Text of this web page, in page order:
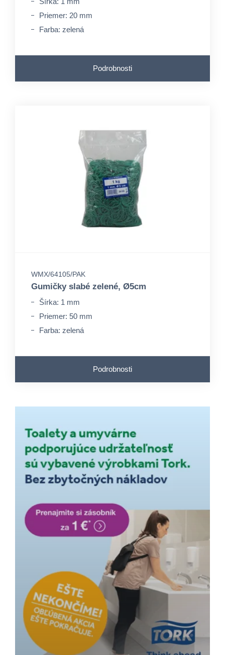
Priemer: 20 mm
Farba: zelená
Podrobnosti
WMX/64105/PAK
Gumičky slabé zelené, Ø5cm
Šírka: 1 mm
Priemer: 50 mm
Farba: zelená
Podrobnosti